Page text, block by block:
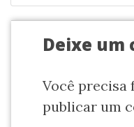
Deixe um
Você precisa
publicar um